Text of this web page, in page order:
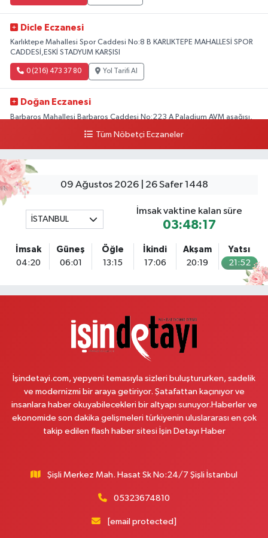
Dicle Eczanesi
Karlıktepe Mahallesi Spor Caddesi No:8 B KARLIKTEPE MAHALLESİ SPOR
CADDESİ,ESKİ STADYUM KARŞISI
0 (216) 473 37 80 Yol Tarifi Al
Doğan Eczanesi
Barbaros Mahallesi Barbaros Caddesi No:223 A Paladium AVM aşağısı,
Mali Eczanesi
Merkez Mahallesi Tüloğlu Sokak No:4 A REŞİTPAŞACADDESİ QNB BANK
0 (532) 711 72 17
Boğaziçi Eczanesi
Mimar Sinan Mahallesi Dr. Fahri Atabey Caddesi No:19 A Üsküdar
0 (216) 201 10 00 Yol Tarifi Al
Işılay Eczanesi
Sahrayıcedit Mahallesi Cebesoy Sokak 29B
Selenyum Eczanesi
Koşuyolu Mahallesi Alidede Sokak No:9,Z1 KOŞUYOLU MEDİPOL
HASTANESİ OTOPARKI YANI, KOŞUYOLU BEYZADE KÜNEFE YANI,
Sahne Eczanesi
Tüm Nöbetçi Eczaneler
09 Ağustos 2026 | 26 Safer 1448
İSTANBUL
İmsak vaktine kalan süre
03:48:17
İmsak
04:20
Güneş
06:01
Öğle
13:15
İkindi
17:06
Akşam
20:19
Yatsı
21:52
İşindetayi.com, yepyeni temasıyla sizleri buluştururken, sadelik
ve modernizmi bir araya getiriyor. Şatafattan kaçınıyor ve
insanlara haber okuyabilecekleri bir altyapı sunuyor.Haberler ve
ekonomide son dakika gelişmeleri türkiyenin uluslararası en çok
takip edilen flash haber sitesi İşin Detayı Haber
Şişli Merkez Mah. Hasat Sk No:24/7 Şişli İstanbul
05323674810
[email protected]